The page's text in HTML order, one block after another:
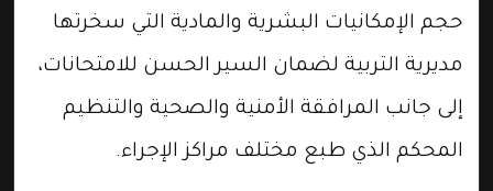
حجم الإمكانيات البشرية والمادية التي سخرتها
مديرية التربية لضمان السير الحسن للامتحانات،
إلى جانب المرافقة الأمنية والصحية والتنظيم
المحكم الذي طبع مختلف مراكز الإجراء.